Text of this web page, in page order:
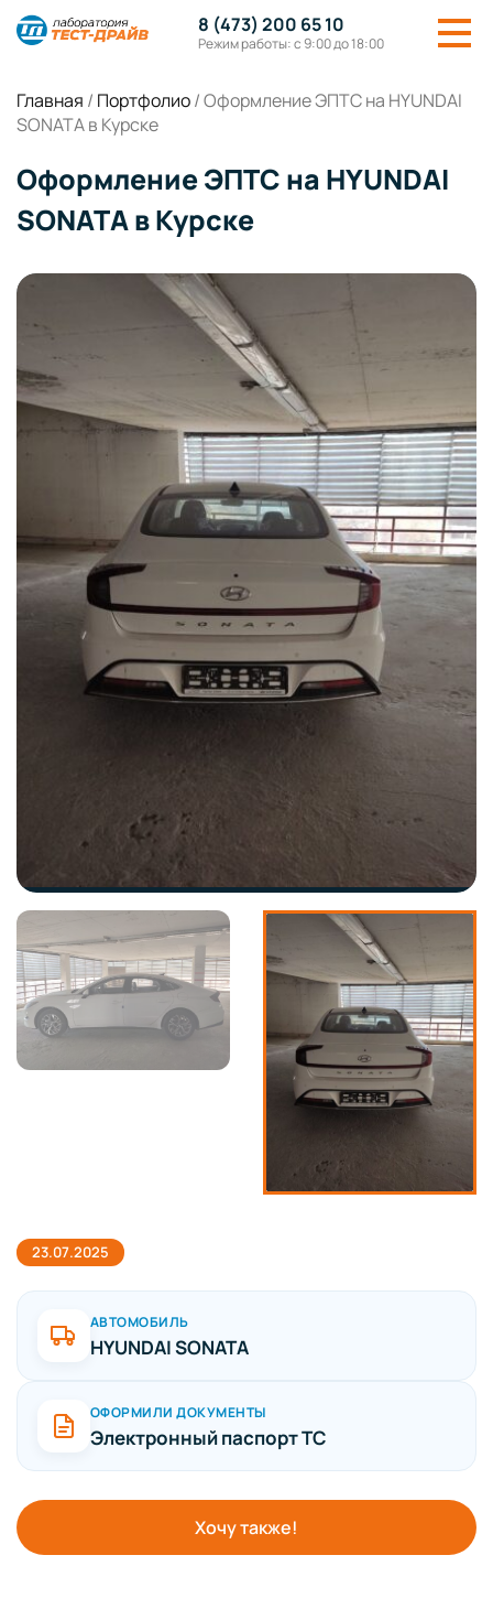
8 (473) 200 65 10
Режим работы: с 9:00 до 18:00
Главная / Портфолио/Оформление ЭПТС на HYUNDAI
SONATA в Курске
Оформление ЭПТС на HYUNDAI
SONATA в Курске
23.07.2025
АВТОМОБИЛЬ
HYUNDAI SONATA
ОФОРМИЛИ ДОКУМЕНТЫ
Электронный паспорт ТС
Хочу также!